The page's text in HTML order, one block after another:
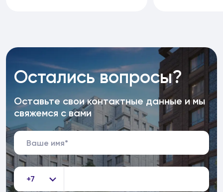
Остались вопросы?
Оставьте свои контактные данные и мы
свяжемся с вами
+7